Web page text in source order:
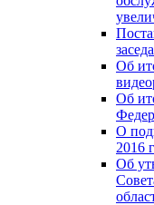
Об
Об
О
2016
Об